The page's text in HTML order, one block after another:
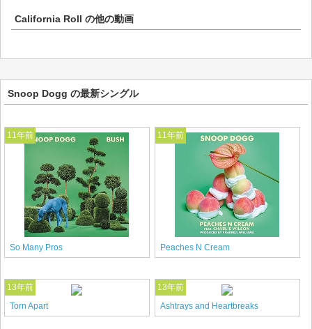
California Roll の他の動画
Snoop Dogg の最新シングル
11年前
So Many Pros
11年前
Peaches N Cream
13年前
Torn Apart
13年前
Ashtrays and Heartbreaks